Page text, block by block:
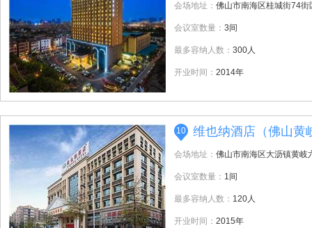
会场地址： 佛山市南海区桂城街74
会议室数量： 3间
最多容纳人数： 300人
开业时间： 2014年
10 维也纳酒店（佛山黄
会场地址： 佛山市南海区大沥镇黄岐
会议室数量： 1间
最多容纳人数： 120人
开业时间： 2015年